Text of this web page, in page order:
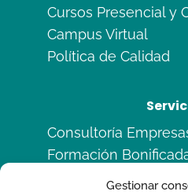
Gestionar
Cursos Presencial y
Campus Virtual
Política de Calidad
Consultoría
Formación